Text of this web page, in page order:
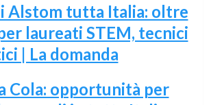
Alstom tutta Italia: oltre
laureati STEM, tecnici
| La domanda
Cola: opportunità per